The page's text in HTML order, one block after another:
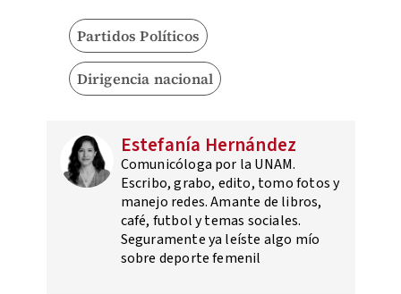
Partidos Políticos
Dirigencia nacional
Estefanía Hernández
Comunicóloga por la UNAM.
Escribo, grabo, edito, tomo fotos y
manejo redes. Amante de libros,
café, futbol y temas sociales.
Seguramente ya leíste algo mío
sobre deporte femenil